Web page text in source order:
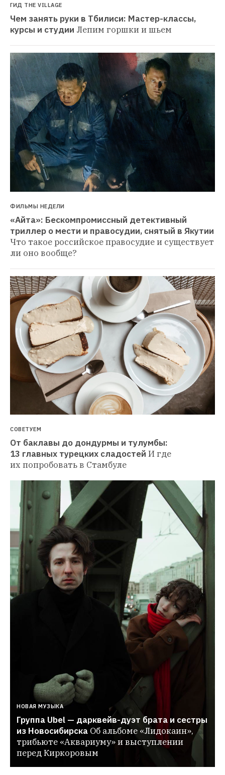
ГИД THE VILLAGE
Чем занять руки в Тбилиси: Мастер-классы,
курсы и студии Лепим горшки и шьем
ФИЛЬМЫ НЕДЕЛИ
«Айта»: Бескомпромиссный детективный
триллер о мести и правосудии, снятый в Якутии
Что такое российское правосудие и существует
ли оно вообще?
СОВЕТУЕМ
От баклавы до дондурмы и тулумбы:
13 главных турецких сладостей И где
их попробовать в Стамбуле
НОВАЯ МУЗЫКА
Группа Ubel — дарквейв-дуэт брата и сестры
из Новосибирска Об альбоме «Лидокаин»,
трибьюте «Аквариуму» и выступлении
перед Киркоровым